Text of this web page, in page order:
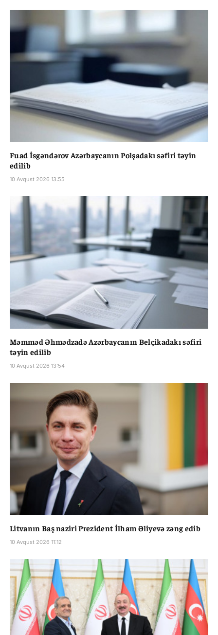
Fuad İsgəndərov Azərbaycanın Polşadakı səfiri təyin
edilib
10 Avqust 2026 13:55
Məmməd Əhmədzadə Azərbaycanın Belçikadakı səfiri
təyin edilib
10 Avqust 2026 13:54
Litvanın Baş naziri Prezident İlham Əliyevə zəng edib
10 Avqust 2026 11:12